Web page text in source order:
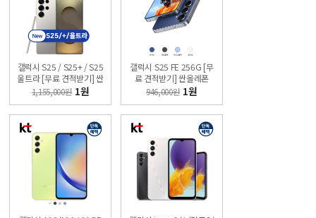
갤럭시 S25 / S25+ / S25
울트라 [무료 견적받기] 싼
올레폰
1,155,000원 1원
갤럭시 S25 FE 256G [무
료 견적받기] 싼올레폰
946,000원 1원